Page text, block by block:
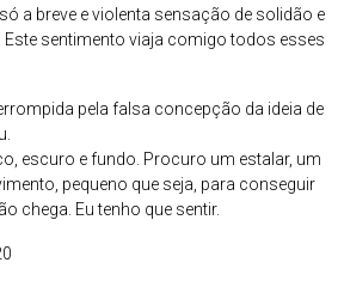
a breve e violenta sensação de solidão e
Este sentimento viaja comigo todos esses
pela falsa concepção da ideia de
escuro e fundo. Procuro um estalar, um
pequeno que seja, para conseguir
chega. Eu tenho que sentir.